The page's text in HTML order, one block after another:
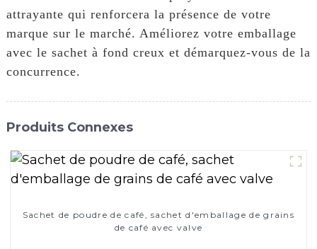
attrayante qui renforcera la présence de votre
marque sur le marché. Améliorez votre emballage
avec le sachet à fond creux et démarquez-vous de la
concurrence.
Produits Connexes
Sachet de poudre de café, sachet d'emballage de grains
de café avec valve